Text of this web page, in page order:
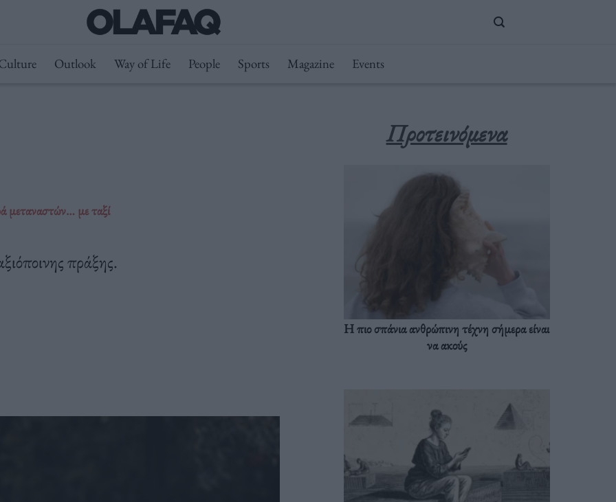
Outlook Way of Life People Sports Magazine Events
μεταναστών… με ταξί
πράξης.
Προτεινόμενα
Η πιο σπάνια ανθρώπινη τέχνη σήμερα είναι
να ακούς